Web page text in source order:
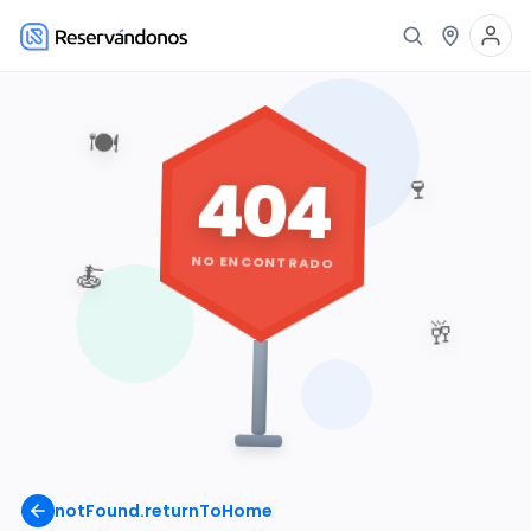
notFound.returnToHome
🍽️
🍷
🥂
🍝
404
NO ENCONTRADO